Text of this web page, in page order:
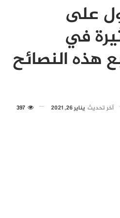
على
في
هذه النصائح
آخر تحديث يناير 26, 2021